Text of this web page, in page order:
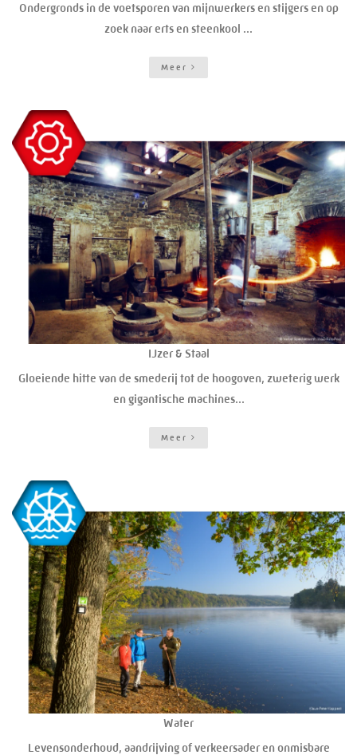
Ondergronds in de voetsporen van mijnwerkers en stijgers en op
zoek naar erts en steenkool ...
Meer
IJzer & Staal
Gloeiende hitte van de smederij tot de hoogoven, zweterig werk
en gigantische machines...
Meer
Water
Levensonderhoud, aandrijving of verkeersader en onmisbare